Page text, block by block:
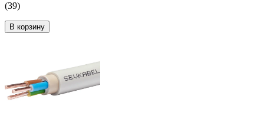
(39)
В корзину